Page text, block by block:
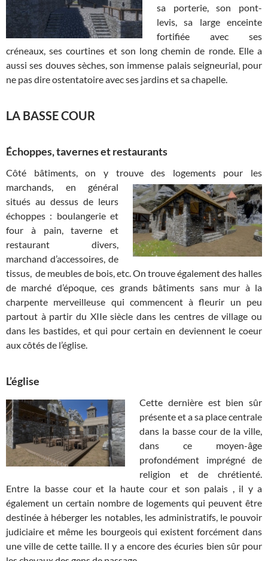
sa porterie, son pont-
levis, sa large enceinte
fortifiée avec ses
créneaux, ses courtines et son long chemin de ronde. Elle a
aussi ses douves sèches, son immense palais seigneurial, pour
ne pas dire ostentatoire avec ses jardins et sa chapelle.
LA BASSE COUR
Échoppes, tavernes et restaurants
Côté bâtiments, on y trouve des logements pour les
marchands, en général
situés au dessus de leurs
échoppes : boulangerie et
four à pain, taverne et
restaurant divers,
marchand d’accessoires, de
tissus, de meubles de bois, etc. On trouve également des halles
de marché d’époque, ces grands bâtiments sans mur à la
charpente merveilleuse qui commencent à fleurir un peu
partout à partir du XIIe siècle dans les centres de village ou
dans les bastides, et qui pour certain en deviennent le coeur
aux côtés de l’église.
L’église
Cette dernière est bien sûr
présente et a sa place centrale
dans la basse cour de la ville,
dans ce moyen-âge
profondément imprégné de
religion et de chrétienté.
Entre la basse cour et la haute cour et son palais , il y a
également un certain nombre de logements qui peuvent être
destinée à héberger les notables, les administratifs, le pouvoir
judiciaire et même les bourgeois qui existent forcément dans
une ville de cette taille. Il y a encore des écuries bien sûr pour